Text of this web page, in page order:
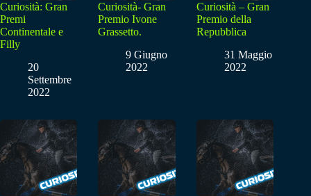
Curiosità: Gran
Premi
Continentale e
Filly
20
Settembre
2022
Curiosità- Gran
Premio Ivone
Grassetto.
9 Giugno
2022
Curiosità – Gran
Premio della
Repubblica
31 Maggio
2022